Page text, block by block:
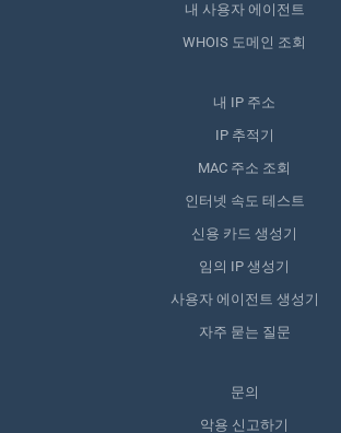
내 사용자 에이전트
WHOIS 도메인 조회
내 IP 주소
IP 추적기
MAC 주소 조회
인터넷 속도 테스트
신용 카드 생성기
임의 IP 생성기
사용자 에이전트 생성기
자주 묻는 질문
문의
악용 신고하기